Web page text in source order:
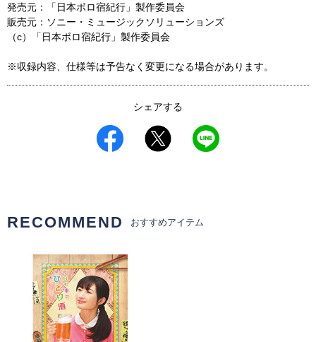
発売元：「日本ボロ宿紀行」製作委員会
販売元：ソニー・ミュージックソリューションズ
（c）「日本ボロ宿紀行」製作委員会
※収録内容、仕様等は予告なく変更になる場合があります。
シェアする
RECOMMEND おすすめアイテム